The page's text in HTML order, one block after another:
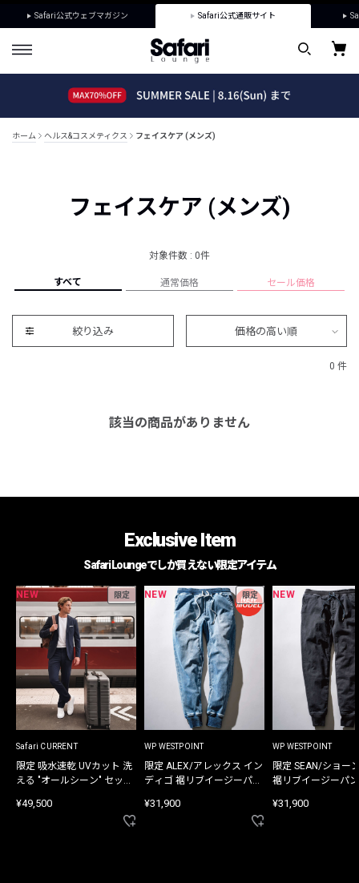
Safari公式ウェブマガジン Safari公式通販サイト
ホーム ヘルス&コスメティクス フェイスケア (メンズ)
フェイスケア (メンズ)
対象件数 : 0件
すべて 通常価格 セール価格
絞り込み 価格の高い順
0 件
該当の商品がありません
Exclusive Item
Safari Loungeでしか買えない限定アイテム
NEW 限定
Safari CURRENT
限定 吸水速乾 UVカット 洗
える "オールシーン" セット
¥49,500
NEW 限定
WP WESTPOINT
限定 ALEX/アレックス イン
ディゴ 裾リブイージーパン
¥31,900
NEW
WP WESTPOINT
限定 SEAN/ショー
裾リブイージーパ
¥31,900